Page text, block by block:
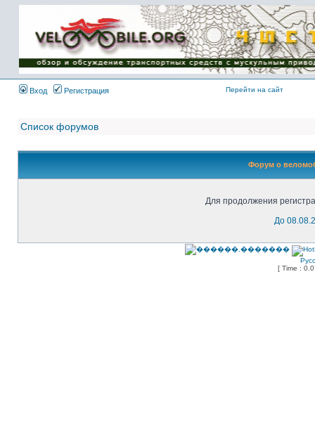
Имя пользователя:
Пароль:
{ LOG_ME_IN_SHORT
}
Вход
Регистрация Перейти на сайт
Список форумов
Форум о
Для продолжения
До
[ Time :